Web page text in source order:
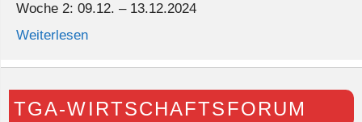
Woche 2: 09.12. – 13.12.2024
Weiterlesen
Wirtschaftsforum
TGA-WIRTSCHAFTSFORUM